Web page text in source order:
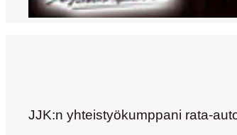
JJK:n yhteistyökumppani rata-